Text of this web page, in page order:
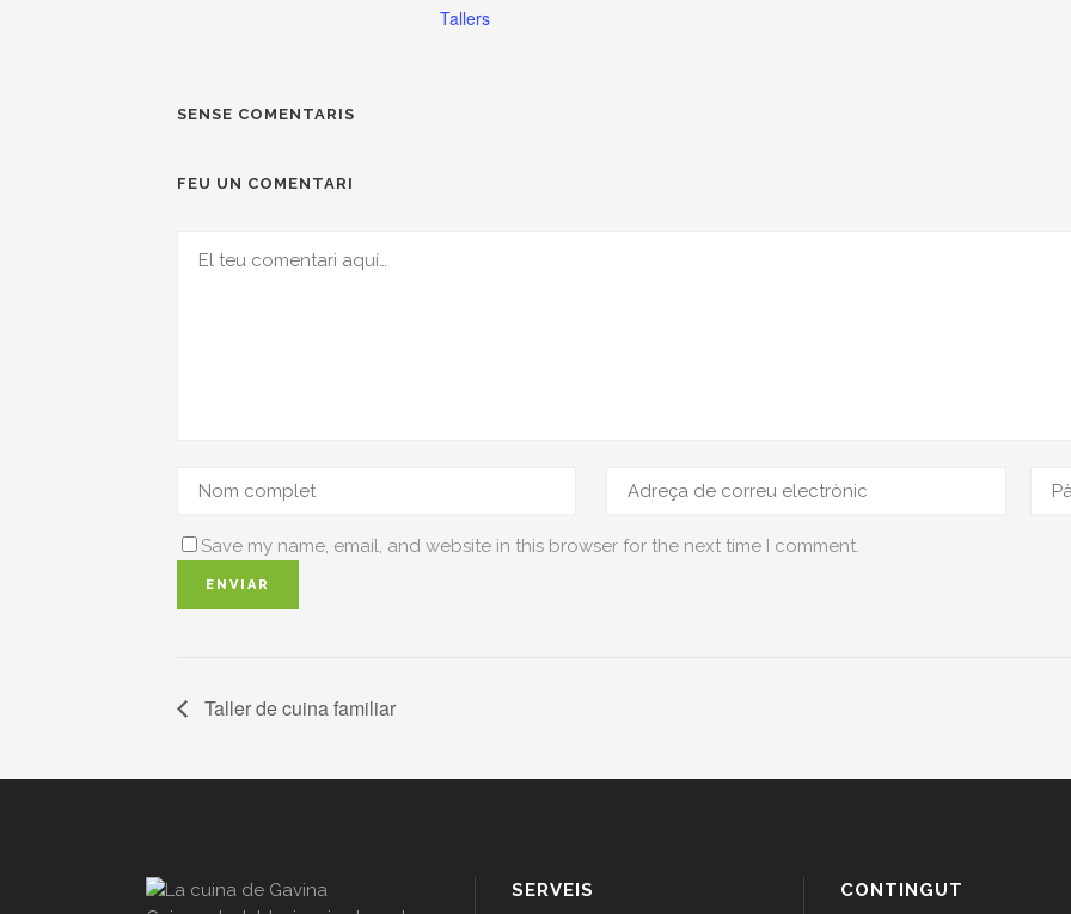
Tallers
SENSE COMENTARIS
FEU UN COMENTARI
Save my name, email, and website in this browser for the next time I comment.
Taller de cuina familiar
SERVEIS CONTINGUT